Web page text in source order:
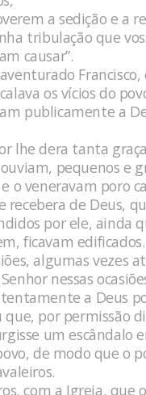
a sedição e a
tribulação que
causar”.
Francisco,
os vícios do
publicamente a
lhe dera tanta
pequenos e
o veneravam poro
recebera de Deus,
por ele, ainda
ficavam edificados.
algumas vezes
nessas
a Deus
que, por permissão
um escândalo
de modo que o
com a Igreja, que